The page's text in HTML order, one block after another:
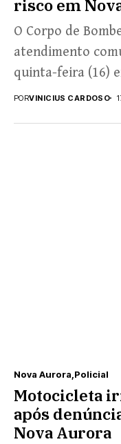
risco em
O Corpo de
atendimento
quinta-feira (16)
proteção de uma
PORVINICIUS CARDOSO
Nova Aurora Policial
Motocicleta
após
Nova Aurora